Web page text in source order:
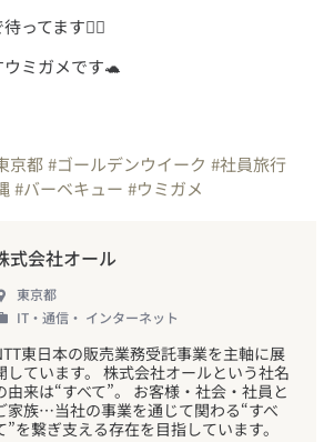
ミガメです🐢
京都#ゴールデンウイーク #社員旅行
#バーベキュー #ウミガメ
式会社オール
東京都
IT・通信・ インターネット
東日本の販売業務受託事業を主軸に展
しています。 株式会社オールという社名
由来は“すべて”。 お客様・社会・社員と
家族…当社の事業を通じて関わる“すべ
”を繋ぎ支える存在を目指しています。